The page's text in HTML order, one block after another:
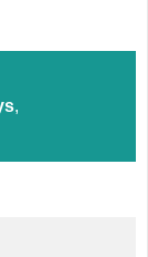
,